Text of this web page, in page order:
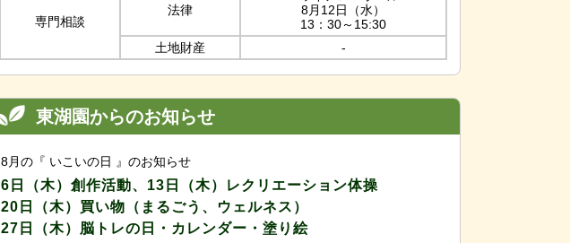
専門相談
法律
8月12日（水）
13：30～15:30
土地財産
-
東湖園からのお知らせ
8月の『 いこいの日 』のお知らせ
6日（木）創作活動、13日（木）レクリエーション体操
20日（木）買い物（まるごう、ウェルネス）
27日（木）脳トレの日・カレンダー・塗り絵